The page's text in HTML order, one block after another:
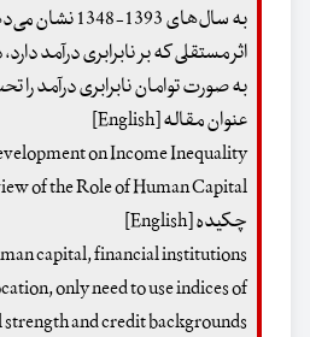
به سال‌های
اثر مستقلی که بر نابرابری درآمد
به صورت توامان نابرابری درآمد را
عنوان مقاله [English]
on Income Inequality
of the Role of Human Capital
چکیده [English]
capital, financial institutions
only need to use indices of
and credit backgrounds